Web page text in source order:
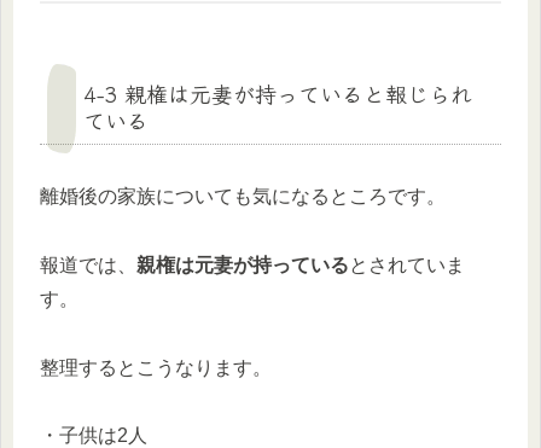
4-3 親権は元妻が持っていると報じられ
ている
離婚後の家族についても気になるところです。
報道では、 親権は元妻が持っているとされていま
す。
整理するとこうなります。
・子供は2人